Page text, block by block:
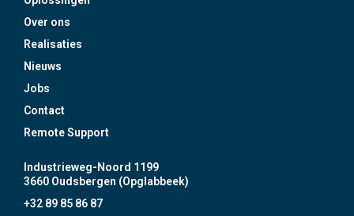
Over ons
Realisaties
Nieuws
Jobs
Contact
Remote Support
Industrieweg-Noord 1199
3660 Oudsbergen (Opglabbeek)
+32 89 85 86 87